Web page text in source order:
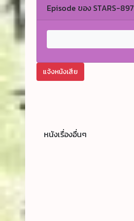
Episode ของ STARS-897
แจ้งหนังเสีย
หนังเรื่องอื่นๆ